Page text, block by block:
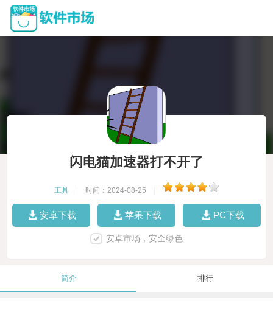
闪电猫加速器打不开了
工具 时间：2024-08-25
安卓下载 苹果下载 PC下载
安卓市场，安全绿色
简介 排行